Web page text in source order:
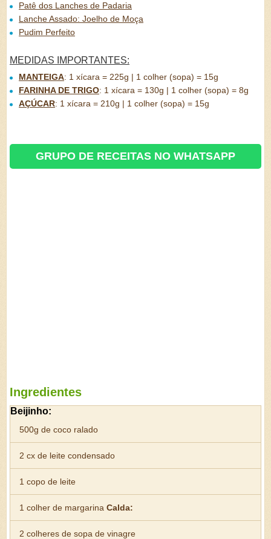
Patê dos Lanches de Padaria
Lanche Assado: Joelho de Moça
Pudim Perfeito
MEDIDAS IMPORTANTES:
MANTEIGA: 1 xícara = 225g | 1 colher (sopa) = 15g
FARINHA DE TRIGO: 1 xícara = 130g | 1 colher (sopa) = 8g
AÇÚCAR: 1 xícara = 210g | 1 colher (sopa) = 15g
GRUPO DE RECEITAS NO WHATSAPP
Ingredientes
Beijinho:
500g de coco ralado
2 cx de leite condensado
1 copo de leite
1 colher de margarina Calda:
2 colheres de sopa de vinagre